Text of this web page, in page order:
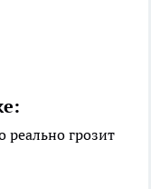
реально грозит